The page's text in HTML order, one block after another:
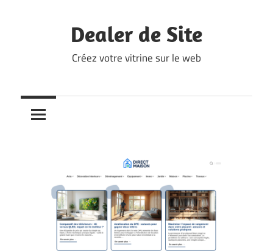
Dealer de Site
Créez votre vitrine sur le web